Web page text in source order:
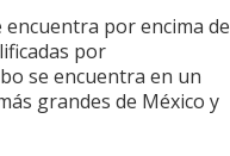
encuentra por encima de
por
se encuentra en un
grandes de México y